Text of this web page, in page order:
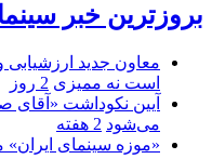
بروزترین خبر
معاون جدید
است نه ممیزی 2 روز
آیین نکوداشت «آقای
می‌شود 2 هفته
«موزه سینمای